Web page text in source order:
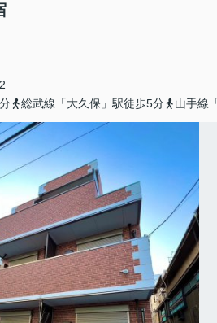
総武線「大久保」駅徒歩5分 山手線